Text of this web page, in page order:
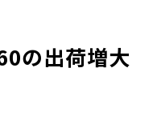
の出荷増大